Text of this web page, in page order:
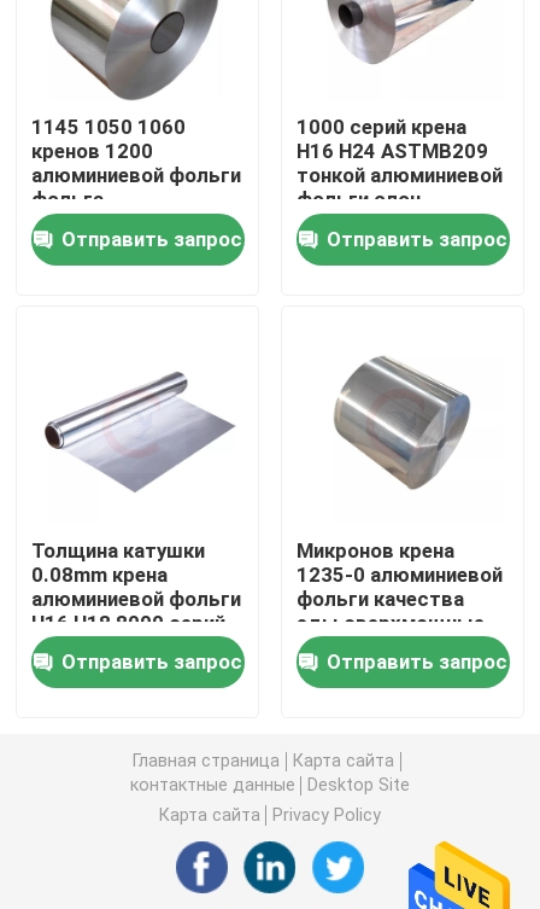
Контроль качества
Свяжитесь с нами
Сделать запрос
Алюминиевая круглая труба
Лист углерода стальной
Алюминиевая квадратная трубка
круглый алюминиевый лист
Алюминиевая трубка катушки
1145 1050 1060
кренов 1200
алюминиевой фольги
фольга
алюминиевого
сплава 5754 0.08mm
Отправить запрос
1000 серий крена
H16 H24 ASTMB209
тонкой алюминиевой
фольги слон
Отправить запрос
Толщина катушки
0.08mm крена
алюминиевой фольги
H16 H18 8000 серий
Отправить запрос
Микронов крена
1235-0 алюминиевой
фольги качества
еды сверхмощные
80
Отправить запрос
Главная страница
Карта сайта
контактные данные
Desktop Site
Карта сайта
Privacy Policy